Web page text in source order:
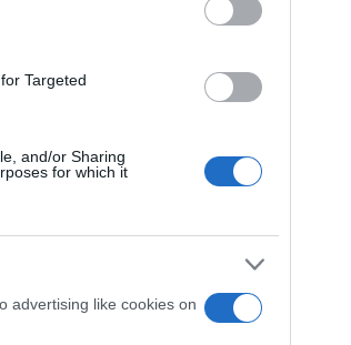
Targeted
and/or Sharing
for which it
advertising like cookies on
τη
να
το